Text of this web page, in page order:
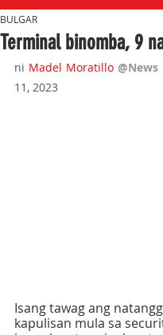
Terminal binomba, 9
BULGAR
ni Madel Moratillo @News
11, 2023
Isang tawag ang
kapulisan mula sa